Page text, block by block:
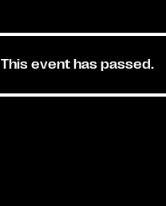
This event has passed.